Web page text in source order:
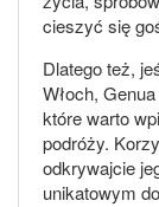
cieszyć się
Dlatego też,
Włoch,
które warto
podróży.
odkrywajcie
unikatowym